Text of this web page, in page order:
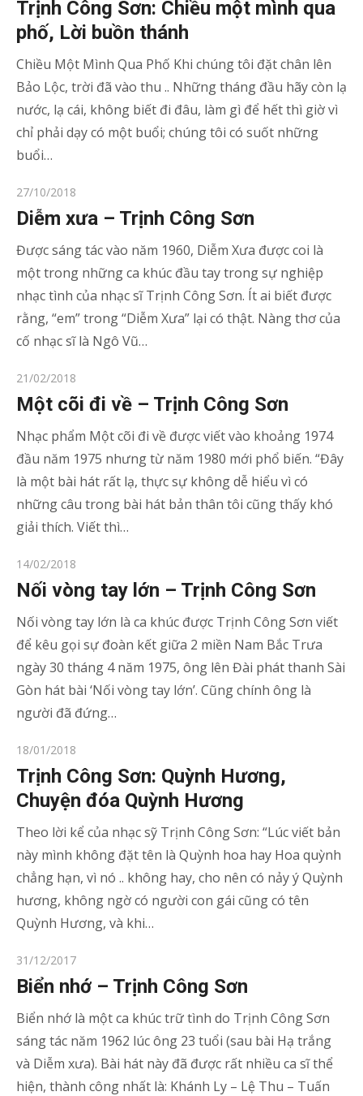
Trịnh Công Sơn: Chiều một mình qua
phố, Lời buồn thánh
Chiều Một Mình Qua Phố Khi chúng tôi đặt chân lên
Bảo Lộc, trời đã vào thu .. Những tháng đầu hãy còn lạ
nước, lạ cái, không biết đi đâu, làm gì để hết thì giờ vì
chỉ phải dạy có một buổi; chúng tôi có suốt những
buổi…
Posted
on
27/10/2018
Diễm xưa – Trịnh Công Sơn
Được sáng tác vào năm 1960, Diễm Xưa được coi là
một trong những ca khúc đầu tay trong sự nghiệp
nhạc tình của nhạc sĩ Trịnh Công Sơn. Ít ai biết được
rằng, “em” trong “Diễm Xưa” lại có thật. Nàng thơ của
cố nhạc sĩ là Ngô Vũ…
Posted
on
21/02/2018
Một cõi đi về – Trịnh Công Sơn
Nhạc phẩm Một cõi đi về được viết vào khoảng 1974
đầu năm 1975 nhưng từ năm 1980 mới phổ biến. “Đây
là một bài hát rất lạ, thực sự không dễ hiểu vì có
những câu trong bài hát bản thân tôi cũng thấy khó
giải thích. Viết thì…
Posted
on
14/02/2018
Nối vòng tay lớn – Trịnh Công Sơn
Nối vòng tay lớn là ca khúc được Trịnh Công Sơn viết
để kêu gọi sự đoàn kết giữa 2 miền Nam Bắc Trưa
ngày 30 tháng 4 năm 1975, ông lên Đài phát thanh Sài
Gòn hát bài ‘Nối vòng tay lớn’. Cũng chính ông là
người đã đứng…
Posted
on
18/01/2018
Trịnh Công Sơn: Quỳnh Hương,
Chuyện đóa Quỳnh Hương
Theo lời kể của nhạc sỹ Trịnh Công Sơn: “Lúc viết bản
này mình không đặt tên là Quỳnh hoa hay Hoa quỳnh
chẳng hạn, vì nó .. không hay, cho nên có nảy ý Quỳnh
hương, không ngờ có người con gái cũng có tên
Quỳnh Hương, và khi…
Posted
on
31/12/2017
Biển nhớ – Trịnh Công Sơn
Biển nhớ là một ca khúc trữ tình do Trịnh Công Sơn
sáng tác năm 1962 lúc ông 23 tuổi (sau bài Hạ trắng
và Diễm xưa). Bài hát này đã được rất nhiều ca sĩ thể
hiện, thành công nhất là: Khánh Ly – Lệ Thu – Tuấn